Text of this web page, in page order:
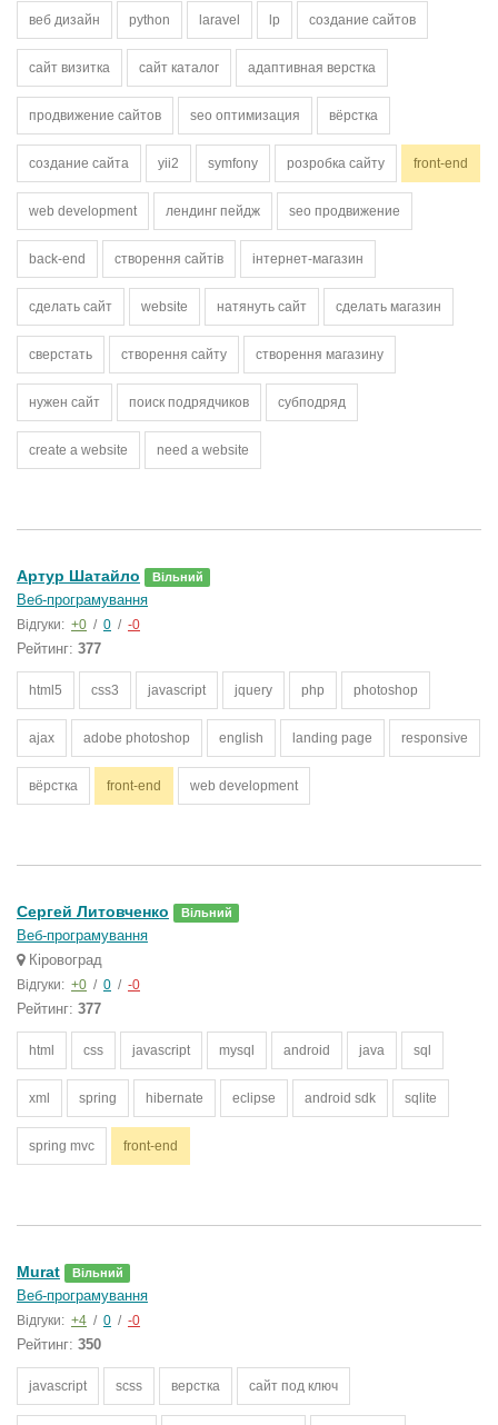
веб дизайн python laravel lp создание сайтов
сайт визитка сайт каталог адаптивная верстка
продвижение сайтов seo оптимизация вёрстка
создание сайта yii2 symfony розробка сайту front-end
web development лендинг пейдж seo продвижение
back-end створення сайтів інтернет-магазин
сделать сайт website натянуть сайт сделать магазин
сверстать створення сайту створення магазину
нужен сайт поиск подрядчиков субподряд
create a website need a website
Артур Шатайло Вільний
Веб-програмування
Відгуки: +0 / 0 / -0
Рейтинг: 377
html5 css3 javascript jquery php photoshop
ajax adobe photoshop english landing page responsive
вёрстка front-end web development
Сергей Литовченко Вільний
Веб-програмування
Кіровоград
Відгуки: +0 / 0 / -0
Рейтинг: 377
html css javascript mysql android java sql
xml spring hibernate eclipse android sdk sqlite
spring mvc front-end
Murat Вільний
Веб-програмування
Відгуки: +4 / 0 / -0
Рейтинг: 350
javascript scss верстка сайт под ключ